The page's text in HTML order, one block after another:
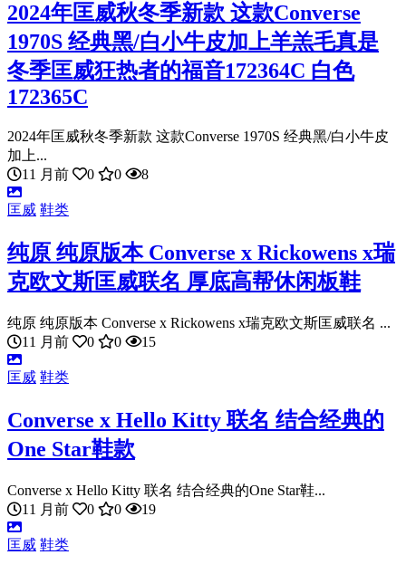
2024年匡威秋冬季新款 这款Converse
1970S 经典黑/白小牛皮加上羊羔毛真是
冬季匡威狂热者的福音172364C 白色
172365C
2024年匡威秋冬季新款 这款Converse 1970S 经典黑/白小牛皮
加上...
11 月前
0 0 8
匡威 鞋类
纯原 纯原版本 Converse x Rickowens x瑞
克欧文斯匡威联名 厚底高帮休闲板鞋
纯原 纯原版本 Converse x Rickowens x瑞克欧文斯匡威联名 ...
11 月前
0 0 15
匡威 鞋类
Converse x Hello Kitty 联名 结合经典的
One Star鞋款
Converse x Hello Kitty 联名 结合经典的One Star鞋...
11 月前
0 0 19
匡威 鞋类